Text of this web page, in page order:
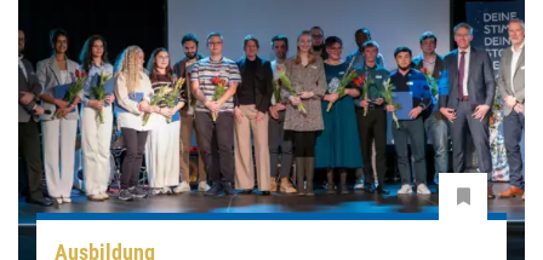
Ausbildung